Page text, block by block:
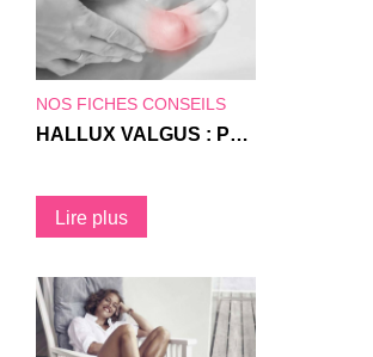
NOS FICHES CONSEILS
HALLUX VALGUS : PRÉVENTION ET TRAITEMENT
Lire plus